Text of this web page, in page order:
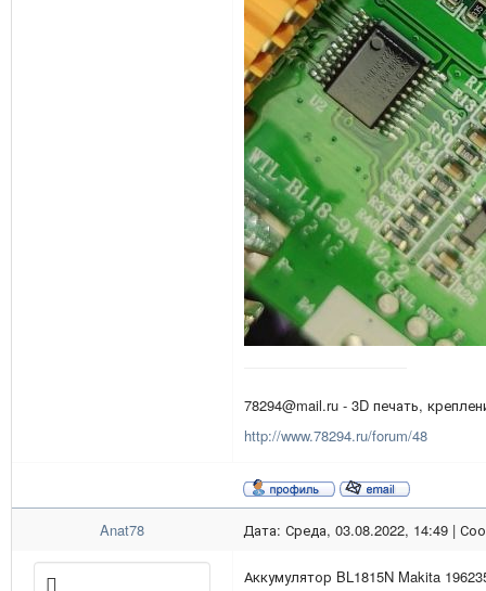
78294@mail.ru - 3D печать,
http://www.78294.ru/forum/48
Anat78 Дата: Среда, 03.08.2022, 14:49 |
Аккумулятор BL1815N Makita